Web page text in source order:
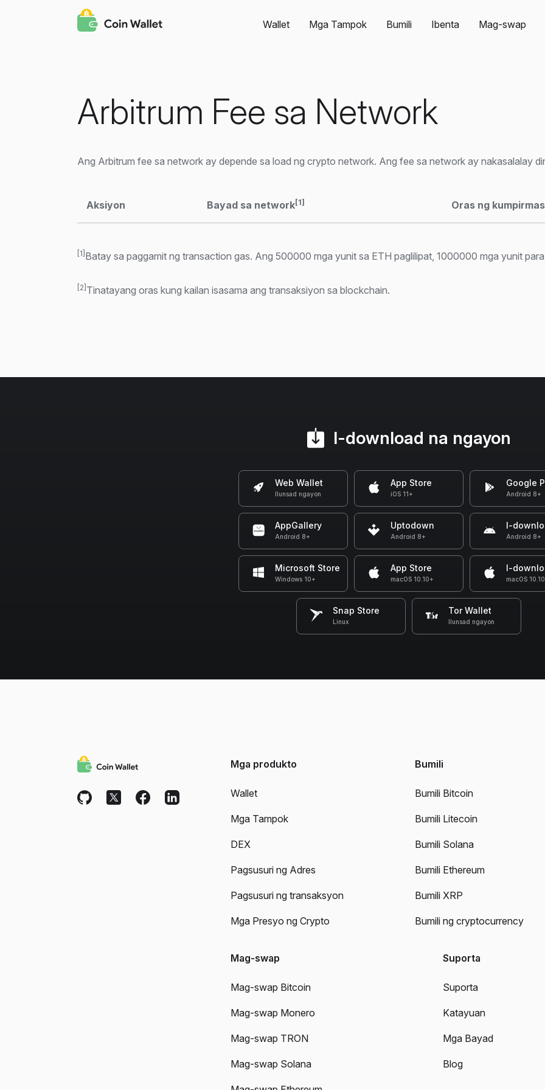
Wallet Mga Tampok Bumili Ibenta Mag-swap
Arbitrum Fee sa Network
Ang Arbitrum fee sa network ay depende sa load ng crypto network. Ang fee sa network ay nakasalalay
Aksiyon Bayad sa network[1] Oras ng
[1] Batay sa paggamit ng transaction gas. Ang 500000 mga yunit sa ETH paglilipat, 1000000 mga yunit
[2] Tinatayang oras kung kailan isasama ang transaksiyon sa blockchain.
I-download na ngayon
Web Wallet
Ilunsad ngayon
App Store
iOS 11+
Google
Android 8+
AppGallery
Android 8+
Uptodown
Android 8+
I-
Android 8+
Microsoft Store
Windows 10+
App Store
macOS 10.10+
I-
macOS
Snap Store
Linux
Tor Wallet
Ilunsad ngayon
Mga produkto
Wallet
Mga Tampok
DEX
Pagsusuri ng Adres
Pagsusuri ng transaksyon
Mga Presyo ng Crypto
Bumili
Bumili Bitcoin
Bumili Litecoin
Bumili Solana
Bumili Ethereum
Bumili XRP
Bumili ng cryptocurrency
Mag-swap
Mag-swap Bitcoin
Mag-swap Monero
Mag-swap TRON
Mag-swap Solana
Suporta
Suporta
Katayuan
Mga Bayad
Blog